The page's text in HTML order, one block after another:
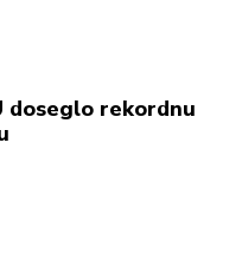
doseglo rekordnu